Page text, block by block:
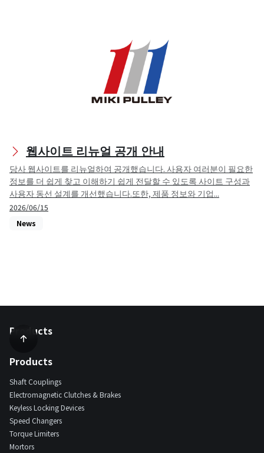
웹사이트 리뉴얼 공개 안내
당사 웹사이트를 리뉴얼하여 공개했습니다. 사용자 여러분이 필요한
정보를 더 쉽게 찾고 이해하기 쉽게 전달할 수 있도록 사이트 구성과
사용자 동선 설계를 개선했습니다.또한, 제품 정보와 기업...
2026/06/15
News
Products
Products
Shaft Couplings
Electromagnetic Clutches & Brakes
Keyless Locking Devices
Speed Changers
Torque Limiters
Mortors